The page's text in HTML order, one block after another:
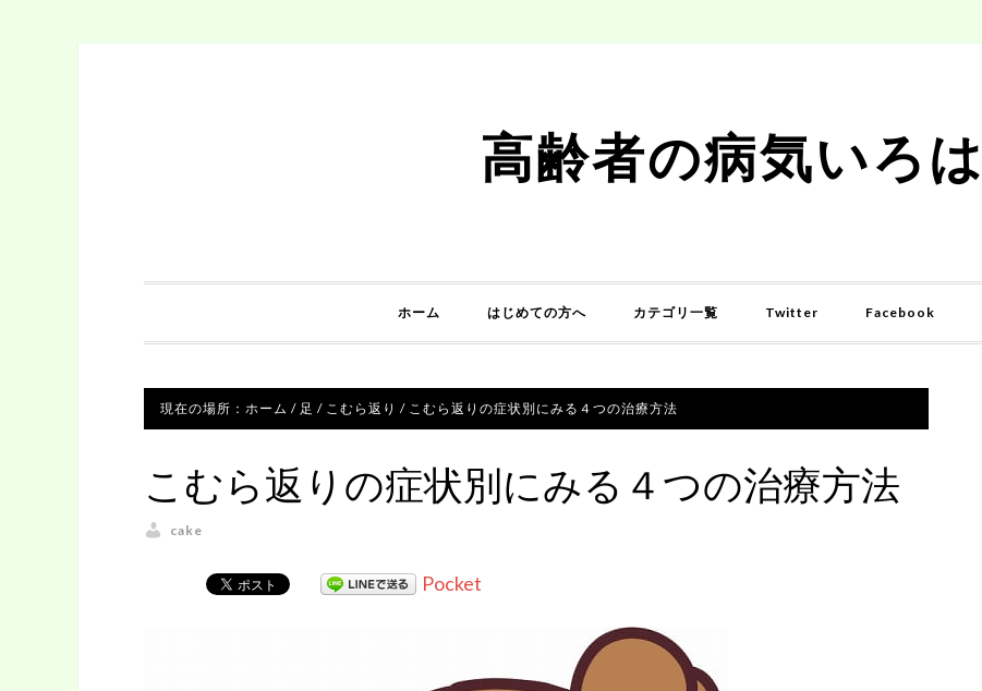
高齢者の病気いろは
ホーム はじめての方へ カテゴリ一覧 Twitter Facebook
現在の場所： ホーム / 足 / こむら返り / こむら返りの症状別にみる４つの治療方法
こむら返りの症状別にみる４つの治療方法
cake
Pocket